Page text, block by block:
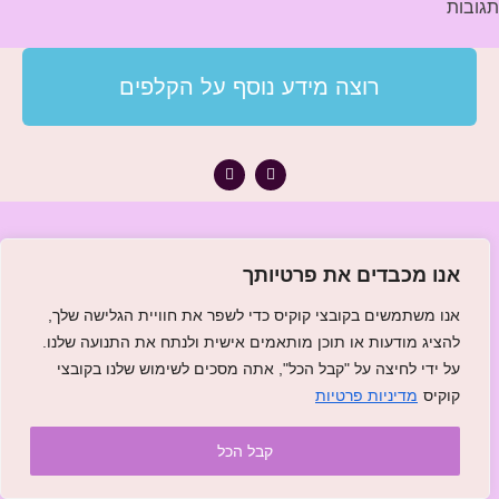
אנו מכבדים את פרטיותך
אנו משתמשים בקובצי קוקיס כדי לשפר את חוויית הגלישה שלך,
להציג מודעות או תוכן מותאמים אישית ולנתח את התנועה שלנו.
על ידי לחיצה על "קבל הכל", אתה מסכים לשימוש שלנו בקובצי
קוקיס מדיניות פרטיות
קבל הכל
תגובות
רוצה מידע נוסף על הקלפים